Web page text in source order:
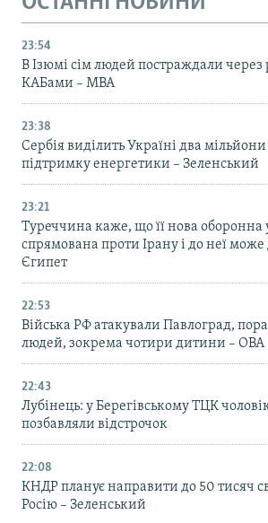
23:54
В Ізюмі сім людей постраждали через
КАБами – МВА
23:38
Сербія виділить Україні два
підтримку енергетики – Зеленський
23:21
Туреччина каже, що її нова оборонна
спрямована проти Ірану і до неї
Єгипет
22:53
Війська РФ атакували Павлоград,
людей, зокрема чотири дитини – ОВА
22:43
Лубінець: у Берегівському ТЦК
позбавляли відстрочок
22:08
КНДР планує направити до 50 тисяч
Росію – Зеленський